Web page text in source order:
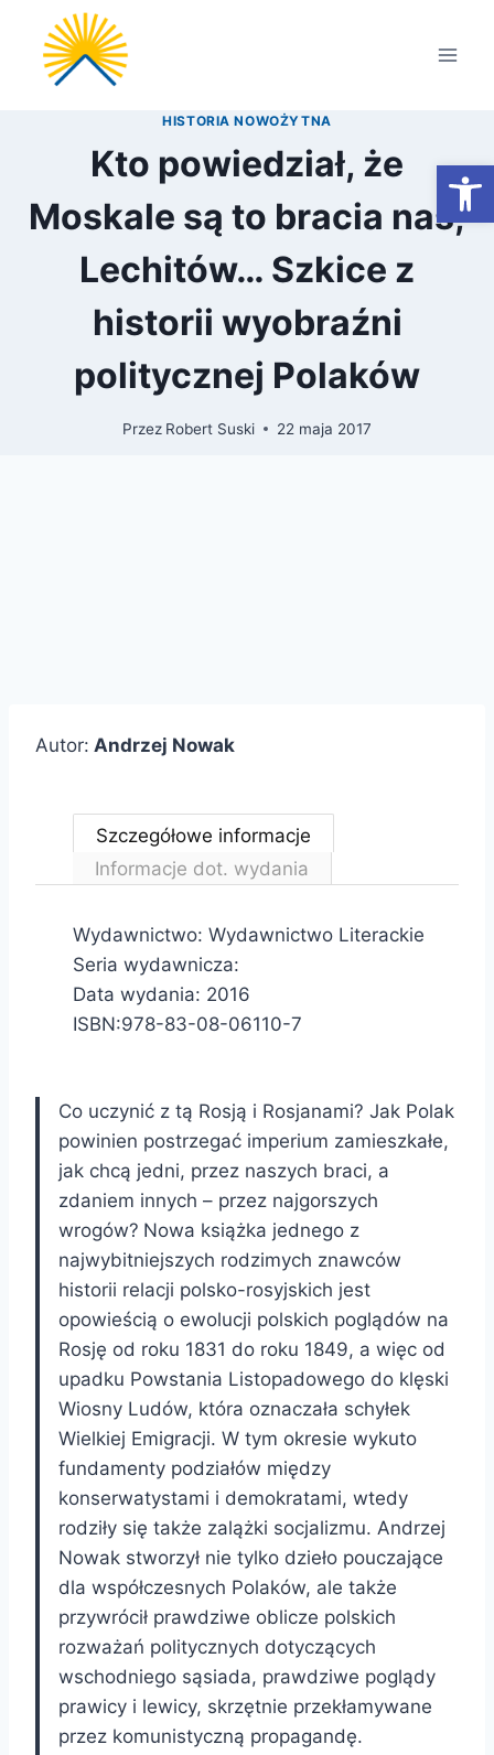
Przejdź
treści
HISTORIA NOWOŻYTNA
Kto powiedział, że
Moskale są to bracia nas,
Lechitów… Szkice z
historii wyobraźni
politycznej Polaków
Przez Robert Suski 22 maja 2017
Autor: Andrzej Nowak
Szczegółowe informacje
Informacje dot. wydania
Wydawnictwo: Wydawnictwo Literackie
Seria wydawnicza:
Data wydania: 2016
ISBN:978-83-08-06110-7
Co uczynić z tą Rosją i Rosjanami? Jak Polak
powinien postrzegać imperium zamieszkałe,
jak chcą jedni, przez naszych braci, a
zdaniem innych – przez najgorszych
wrogów? Nowa książka jednego z
najwybitniejszych rodzimych znawców
historii relacji polsko-rosyjskich jest
opowieścią o ewolucji polskich poglądów na
Rosję od roku 1831 do roku 1849, a więc od
upadku Powstania Listopadowego do klęski
Wiosny Ludów, która oznaczała schyłek
Wielkiej Emigracji. W tym okresie wykuto
fundamenty podziałów między
konserwatystami i demokratami, wtedy
rodziły się także zalążki socjalizmu. Andrzej
Nowak stworzył nie tylko dzieło pouczające
dla współczesnych Polaków, ale także
przywrócił prawdziwe oblicze polskich
rozważań politycznych dotyczących
wschodniego sąsiada, prawdziwe poglądy
prawicy i lewicy, skrzętnie przekłamywane
przez komunistyczną propagandę.